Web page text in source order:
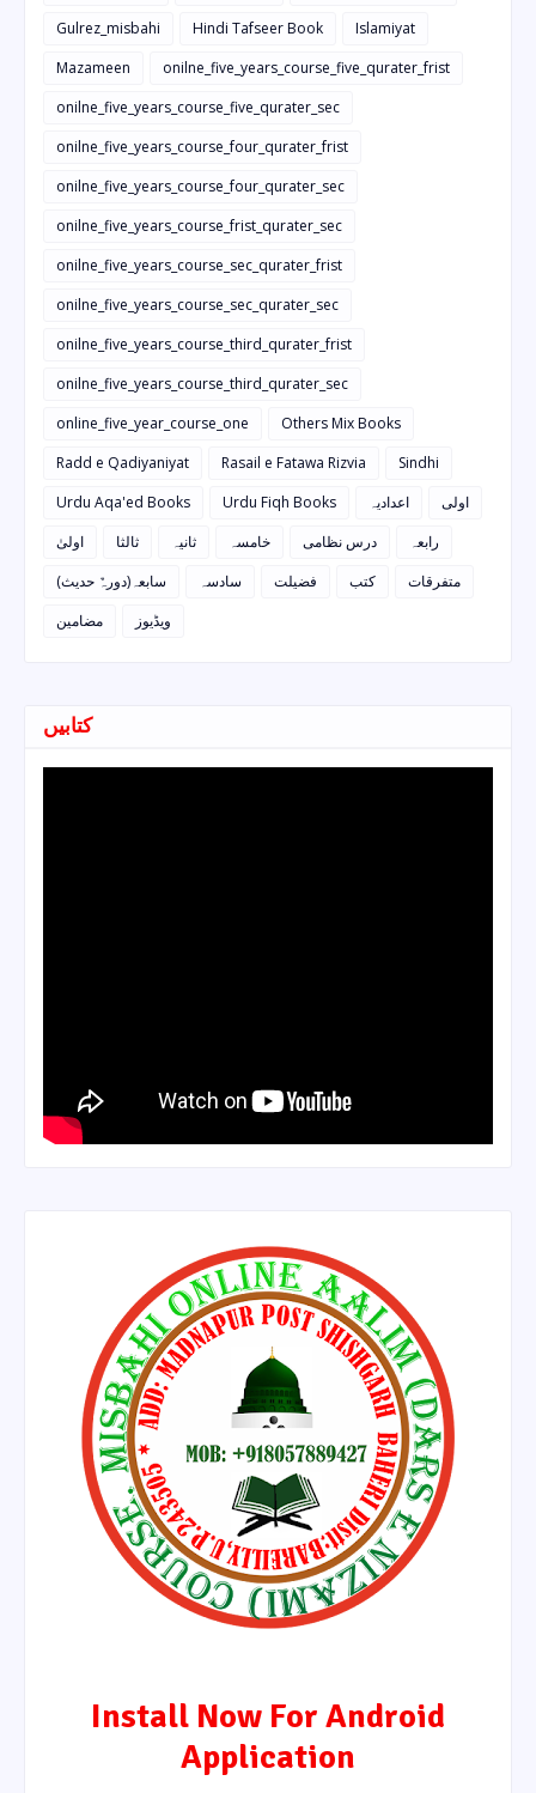
Gulrez_misbahi
Hindi Tafseer Book
Islamiyat
Mazameen
onilne_five_years_course_five_qurater_frist
onilne_five_years_course_five_qurater_sec
onilne_five_years_course_four_qurater_frist
onilne_five_years_course_four_qurater_sec
onilne_five_years_course_frist_qurater_sec
onilne_five_years_course_sec_qurater_frist
onilne_five_years_course_sec_qurater_sec
onilne_five_years_course_third_qurater_frist
onilne_five_years_course_third_qurater_sec
online_five_year_course_one
Others Mix Books
Radd e Qadiyaniyat
Rasail e Fatawa Rizvia
Sindhi
Urdu Aqa'ed Books
Urdu Fiqh Books اعدادیہ
اولی
اولیٰ
ثالثا ثانیہ خامسہ درس نظامی
رابعہ
سابعہ(دورہٌ حدیث)
سادسہ فضیلت کتب
متفرقات
مضامین
ویڈیوز
کتابیں
Install Now For Android
Application